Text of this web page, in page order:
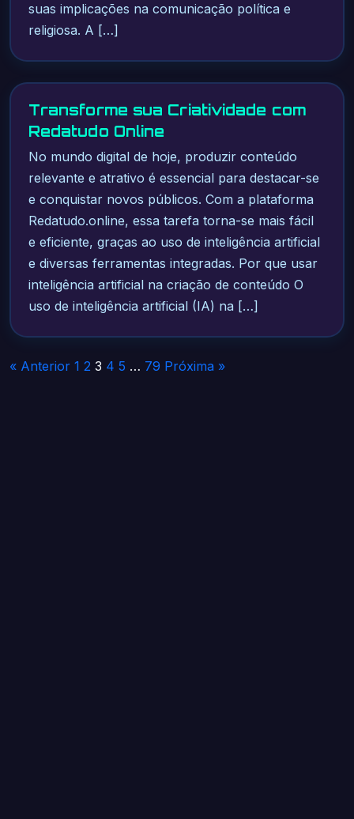
suas implicações na comunicação política e
religiosa. A […]
Transforme sua Criatividade com
Redatudo Online
No mundo digital de hoje, produzir conteúdo
relevante e atrativo é essencial para destacar-se
e conquistar novos públicos. Com a plataforma
Redatudo.online, essa tarefa torna-se mais fácil
e eficiente, graças ao uso de inteligência artificial
e diversas ferramentas integradas. Por que usar
inteligência artificial na criação de conteúdo O
uso de inteligência artificial (IA) na […]
Paginação
« Anterior 1 2 3 4 5 … 79 Próxima »